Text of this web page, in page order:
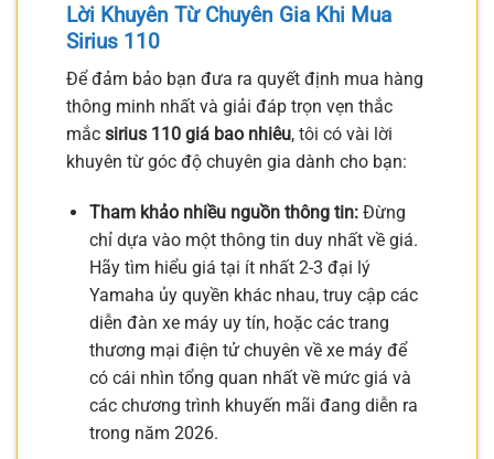
Lời Khuyên Từ Chuyên Gia Khi Mua
Sirius 110
Để đảm bảo bạn đưa ra quyết định mua hàng
thông minh nhất và giải đáp trọn vẹn thắc
mắc sirius 110 giá bao nhiêu, tôi có vài lời
khuyên từ góc độ chuyên gia dành cho bạn:
Tham khảo nhiều nguồn thông tin:Đừng
chỉ dựa vào một thông tin duy nhất về giá.
Hãy tìm hiểu giá tại ít nhất 2-3 đại lý
Yamaha ủy quyền khác nhau, truy cập các
diễn đàn xe máy uy tín, hoặc các trang
thương mại điện tử chuyên về xe máy để
có cái nhìn tổng quan nhất về mức giá và
các chương trình khuyến mãi đang diễn ra
trong năm 2026.